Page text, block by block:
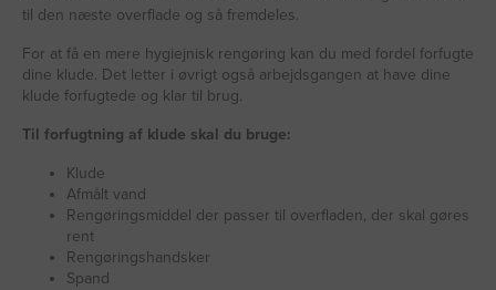
til den næste overflade og så fremdeles.
For at få en mere hygiejnisk rengøring kan du med fordel forfugte
dine klude. Det letter i øvrigt også arbejdsgangen at have dine
klude forfugtede og klar til brug.
Til forfugtning af klude skal du bruge:
Klude
Afmålt vand
Rengøringsmiddel der passer til overfladen, der skal gøres
rent
Rengøringshandsker
Spand